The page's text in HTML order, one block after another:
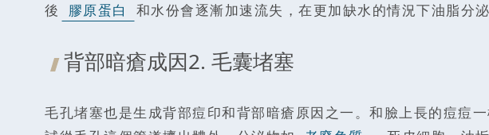
後
膠原蛋白 和水份會逐漸加速流失，在更加缺水的情況下油脂分
背部暗瘡成因2. 毛囊堵塞
毛孔堵塞也是生成背部痘印和背部暗瘡原因之一。和臉上長的痘痘